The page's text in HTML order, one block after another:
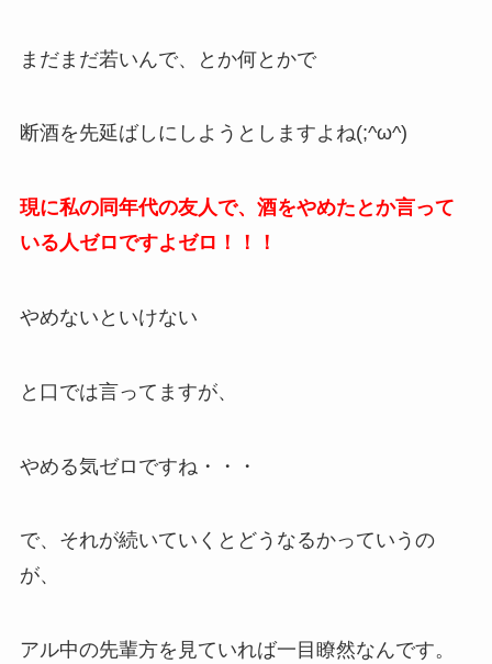
まだまだ若いんで、とか何とかで
断酒を先延ばしにしようとしますよね(;^ω^)
現に私の同年代の友人で、酒をやめたとか言って
いる人ゼロですよゼロ！！！
やめないといけない
と口では言ってますが、
やめる気ゼロですね・・・
で、それが続いていくとどうなるかっていうの
が、
アル中の先輩方を見ていれば一目瞭然なんです。